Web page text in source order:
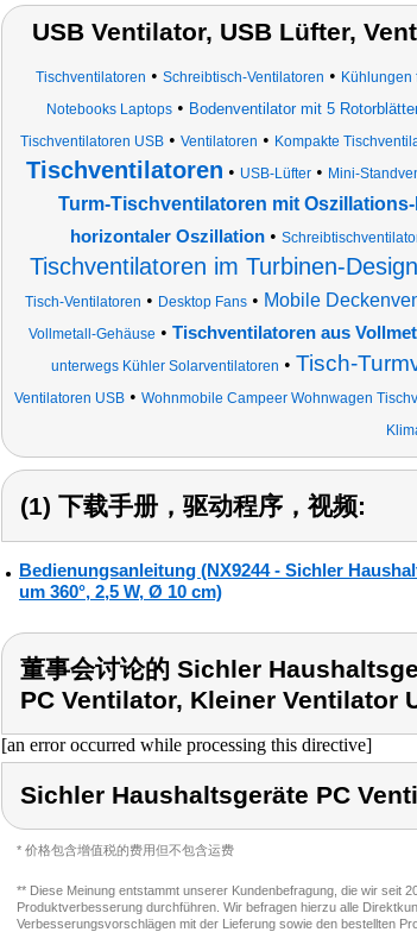
USB Ventilator, USB Lüfter,
Tischventilatoren • Schreibtisch-Ventilatoren • Kühlungen
Notebooks Laptops • Bodenventilator mit 5
Tischventilatoren USB• Ventilatoren • Kompakte
Tischventilatoren • USB-Lüfter • Mini-
Turm-Tischventilatoren mit
horizontaler Oszillation •
Tischventilatoren im Turbinen-Design
Tisch-Ventilatoren • Desktop Fans• Mobile
Vollmetall-Gehäuse • Tischventilatoren aus
unterwegs Kühler Solarventilatoren • Tisch-
Ventilatoren USB • Wohnmobile Campeer Wohnwagen
(1) 下载手册，驱动程序，视频:
Bedienungsanleitung (NX9244 - Sichler
um 360°, 2,5 W, Ø 10 cm)
董事会讨论的 Sichler
PC Ventilator, Kleiner Ventilator
[an error occurred while processing this directive]
Sichler Haushaltsgeräte PC
* 价格包含增值税的费用但不包含运费
** Diese Meinung entstammt unserer Kundenbefragung, die wir seit
Produktverbesserung durchführen. Wir befragen hierzu alle
Verbesserungsvorschlägen mit der Lieferung sowie den bestellten